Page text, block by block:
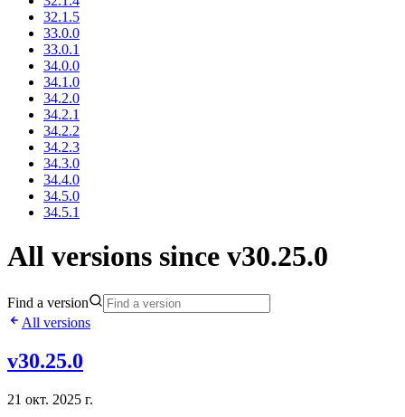
32.1.5
33.0.0
33.0.1
34.0.0
34.1.0
34.2.0
34.2.1
34.2.2
34.2.3
34.3.0
34.4.0
34.5.0
34.5.1
All versions since v30.25.0
Find a version
All versions
v30.25.0
21 окт. 2025 г.